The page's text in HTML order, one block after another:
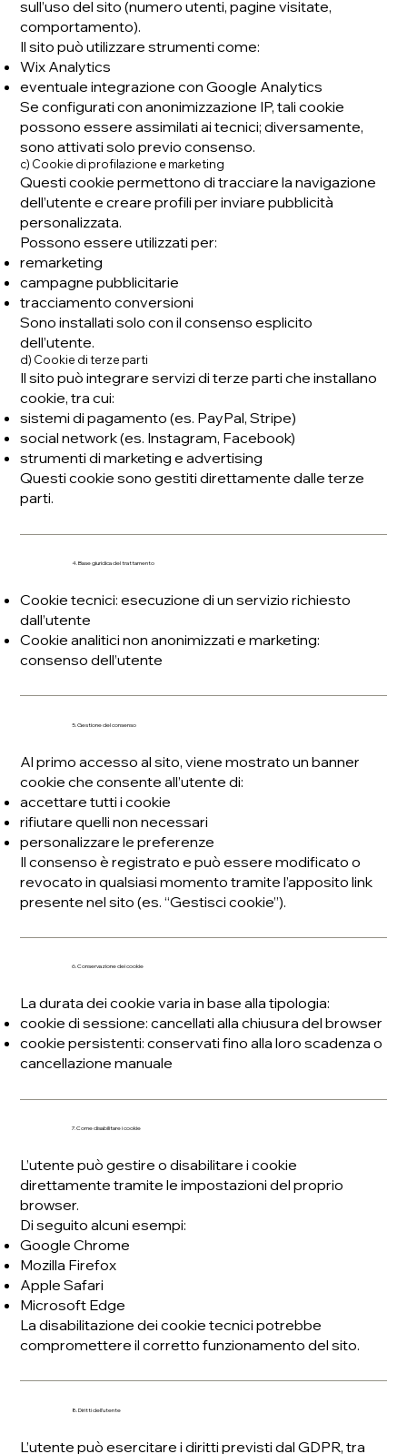
sull’uso del sito (numero utenti, pagine visitate,
comportamento).
Il sito può utilizzare strumenti come:
Wix Analytics
eventuale integrazione con Google Analytics
Se configurati con anonimizzazione IP, tali cookie
possono essere assimilati ai tecnici; diversamente,
sono attivati solo previo consenso.
c) Cookie di profilazione e marketing
Questi cookie permettono di tracciare la navigazione
dell’utente e creare profili per inviare pubblicità
personalizzata.
Possono essere utilizzati per:
remarketing
campagne pubblicitarie
tracciamento conversioni
Sono installati solo con il consenso esplicito
dell’utente.
d) Cookie di terze parti
Il sito può integrare servizi di terze parti che installano
cookie, tra cui:
sistemi di pagamento (es. PayPal, Stripe)
social network (es. Instagram, Facebook)
strumenti di marketing e advertising
Questi cookie sono gestiti direttamente dalle terze
parti.
4. Base giuridica del trattamento
Cookie tecnici: esecuzione di un servizio richiesto
dall’utente
Cookie analitici non anonimizzati e marketing:
consenso dell’utente
5. Gestione del consenso
Al primo accesso al sito, viene mostrato un banner
cookie che consente all’utente di:
accettare tutti i cookie
rifiutare quelli non necessari
personalizzare le preferenze
Il consenso è registrato e può essere modificato o
revocato in qualsiasi momento tramite l’apposito link
presente nel sito (es. “Gestisci cookie”).
6. Conservazione dei cookie
La durata dei cookie varia in base alla tipologia:
cookie di sessione: cancellati alla chiusura del browser
cookie persistenti: conservati fino alla loro scadenza o
cancellazione manuale
7. Come disabilitare i cookie
L’utente può gestire o disabilitare i cookie
direttamente tramite le impostazioni del proprio
browser.
Di seguito alcuni esempi:
Google Chrome
Mozilla Firefox
Apple Safari
Microsoft Edge
La disabilitazione dei cookie tecnici potrebbe
compromettere il corretto funzionamento del sito.
8. Diritti dell’utente
L’utente può esercitare i diritti previsti dal GDPR, tra